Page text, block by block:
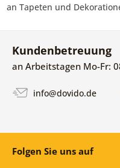
an Tapeten und
Kundenbetreuung
an Arbeitstagen Mo-Fr:
info@dovido.de
Folgen Sie uns auf